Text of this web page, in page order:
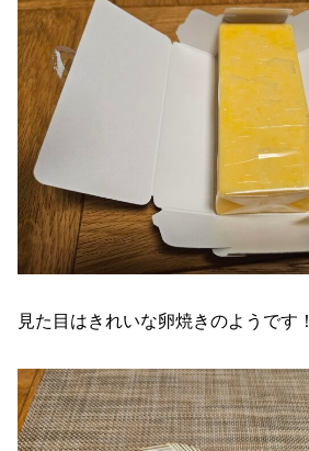
見た目はきれいな卵焼きのようです！